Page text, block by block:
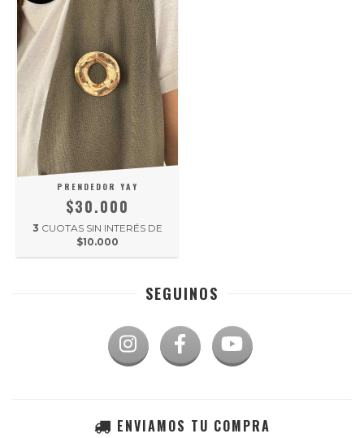
PRENDEDOR YAY
$30.000
3 CUOTAS SIN INTERÉS DE
$10.000
SEGUINOS
ENVIAMOS TU COMPRA